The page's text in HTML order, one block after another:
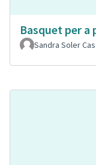
Basquet per a
Sandra Soler